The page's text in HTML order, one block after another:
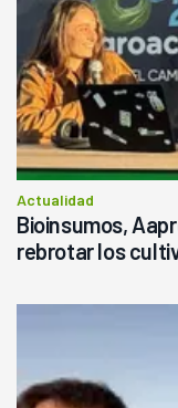
Actualidad
Bioinsumos,
rebrotar los